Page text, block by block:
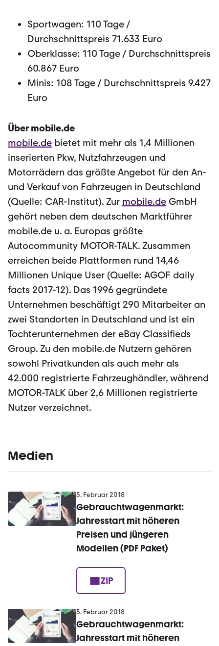
Sportwagen: 110 Tage /
Durchschnittspreis 71.633 Euro
Oberklasse: 110 Tage / Durchschnittspreis
60.867 Euro
Minis: 108 Tage / Durchschnittspreis 9.427
Euro
Über mobile.de
mobile.de bietet mit mehr als 1,4 Millionen
inserierten Pkw, Nutzfahrzeugen und
Motorrädern das größte Angebot für den An-
und Verkauf von Fahrzeugen in Deutschland
(Quelle: CAR-Institut). Zur mobile.de GmbH
gehört neben dem deutschen Marktführer
mobile.de u. a. Europas größte
Autocommunity MOTOR-TALK. Zusammen
erreichen beide Plattformen rund 14,46
Millionen Unique User (Quelle: AGOF daily
facts 2017-12). Das 1996 gegründete
Unternehmen beschäftigt 290 Mitarbeiter an
zwei Standorten in Deutschland und ist ein
Tochterunternehmen der eBay Classifieds
Group. Zu den mobile.de Nutzern gehören
sowohl Privatkunden als auch mehr als
42.000 registrierte Fahrzeughändler, während
MOTOR-TALK über 2,6 Millionen registrierte
Nutzer verzeichnet.
Medien
5. Februar 2018
Gebrauchtwagenmarkt:
Jahresstart mit höheren
Preisen und jüngeren
Modellen (PDF Paket)
ZIP
5. Februar 2018
Gebrauchtwagenmarkt:
Jahresstart mit höheren